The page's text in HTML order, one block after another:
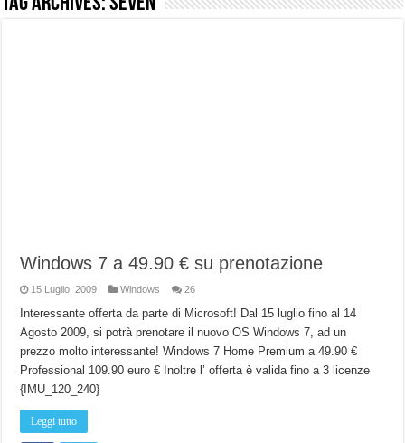
Windows 7 a 49.90 € su prenotazione
15 Luglio, 2009 Windows 26
Interessante offerta da parte di Microsoft! Dal 15 luglio fino al 14
Agosto 2009, si potrà prenotare il nuovo OS Windows 7, ad un
prezzo molto interessante! Windows 7 Home Premium a 49.90 €
Professional 109.90 euro € Inoltre l’ offerta è valida fino a 3 licenze
{IMU_120_240}
Leggi tutto